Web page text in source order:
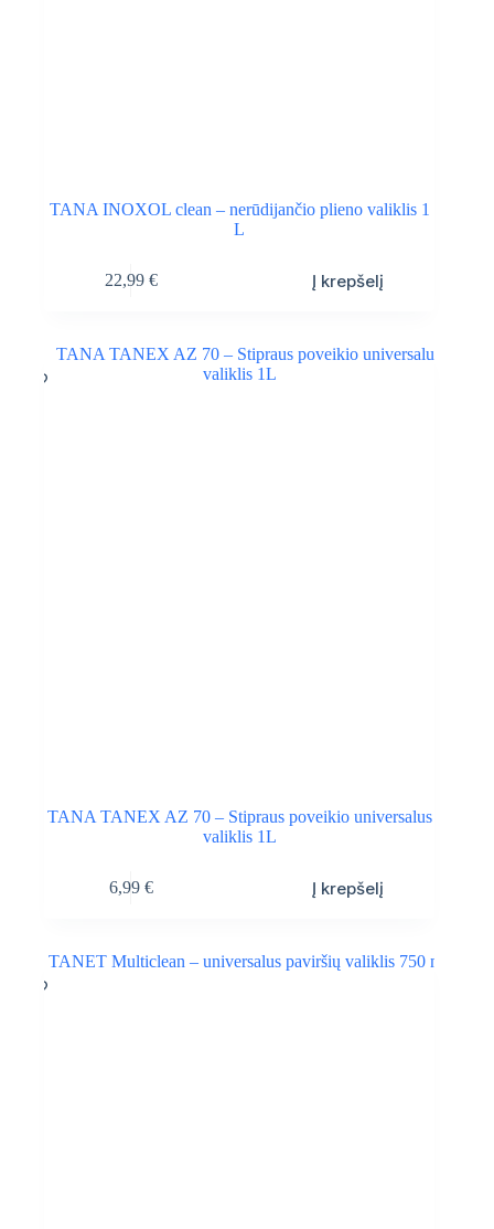
TANA INOXOL clean – nerūdijančio plieno valiklis 1
L
22,99 € Į krepšelį
TANA TANEX AZ 70 – Stipraus poveikio universalus
valiklis 1L
6,99 € Į krepšelį